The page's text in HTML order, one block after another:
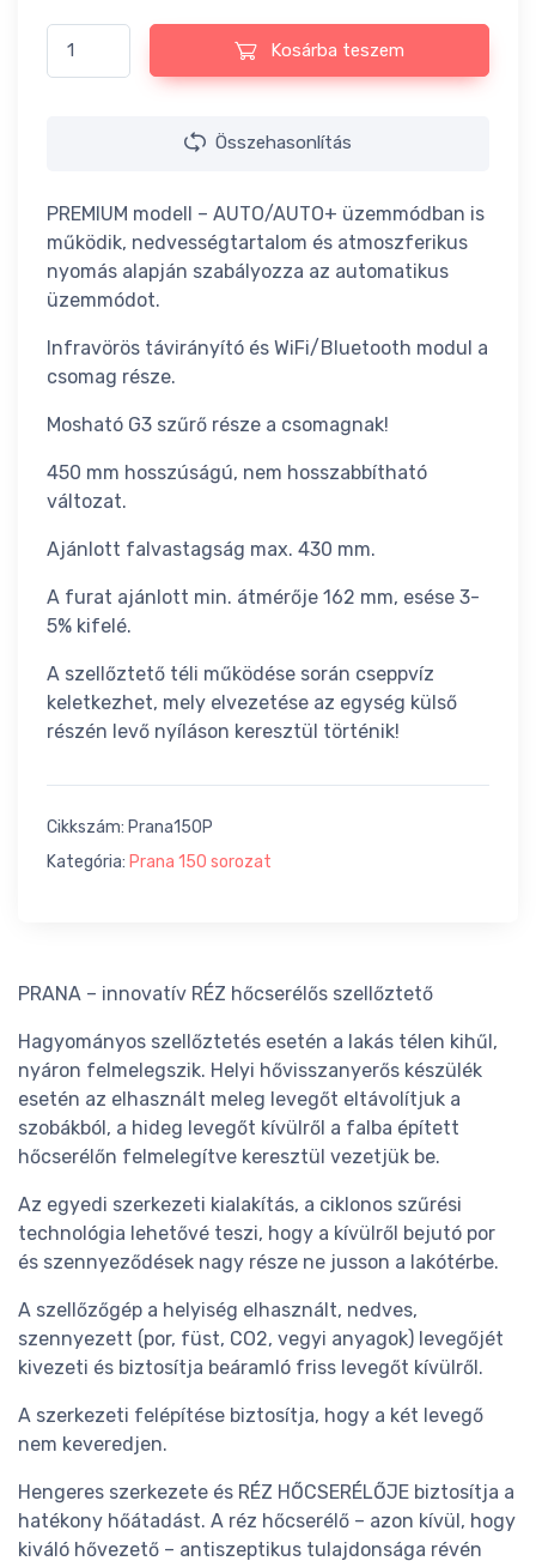
Prana 150 Premium mennyiség
Kosárba teszem
Összehasonlítás
PREMIUM modell – AUTO/AUTO+ üzemmódban is
működik, nedvességtartalom és atmoszferikus
nyomás alapján szabályozza az automatikus
üzemmódot.
Infravörös távirányító és WiFi/Bluetooth modul a
csomag része.
Mosható G3 szűrő része a csomagnak!
450 mm hosszúságú, nem hosszabbítható
változat.
Ajánlott falvastagság max. 430 mm.
A furat ajánlott min. átmérője 162 mm, esése 3-
5% kifelé.
A szellőztető téli működése során cseppvíz
keletkezhet, mely elvezetése az egység külső
részén levő nyíláson keresztül történik!
Cikkszám: Prana150P
Kategória: Prana 150 sorozat
PRANA – innovatív RÉZ hőcserélős szellőztető
Hagyományos szellőztetés esetén a lakás télen kihűl,
nyáron felmelegszik. Helyi hővisszanyerős készülék
esetén az elhasznált meleg levegőt eltávolítjuk a
szobákból, a hideg levegőt kívülről a falba épített
hőcserélőn felmelegítve keresztül vezetjük be.
Az egyedi szerkezeti kialakítás, a ciklonos szűrési
technológia lehetővé teszi, hogy a kívülről bejutó por
és szennyeződések nagy része ne jusson a lakótérbe.
A szellőzőgép a helyiség elhasznált, nedves,
szennyezett (por, füst, CO2, vegyi anyagok) levegőjét
kivezeti és biztosítja beáramló friss levegőt kívülről.
A szerkezeti felépítése biztosítja, hogy a két levegő
nem keveredjen.
Hengeres szerkezete és RÉZ HŐCSERÉLŐJE biztosítja a
hatékony hőátadást. A réz hőcserélő – azon kívül, hogy
kiváló hővezető – antiszeptikus tulajdonsága révén